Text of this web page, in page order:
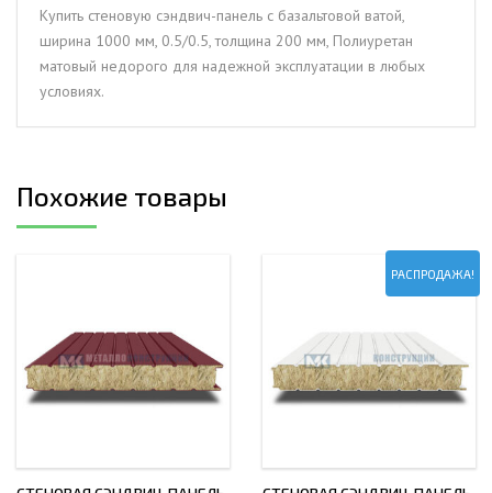
0.5/0.5,
толщина
200
мм,
Купить стеновую сэндвич-панель с базальтовой ватой,
ширина 1000 мм, 0.5/0.5, толщина 200 мм, Полиуретан
матовый недорого для надежной эксплуатации в любых
условиях.
Похожие товары
РАСПРОДАЖА!